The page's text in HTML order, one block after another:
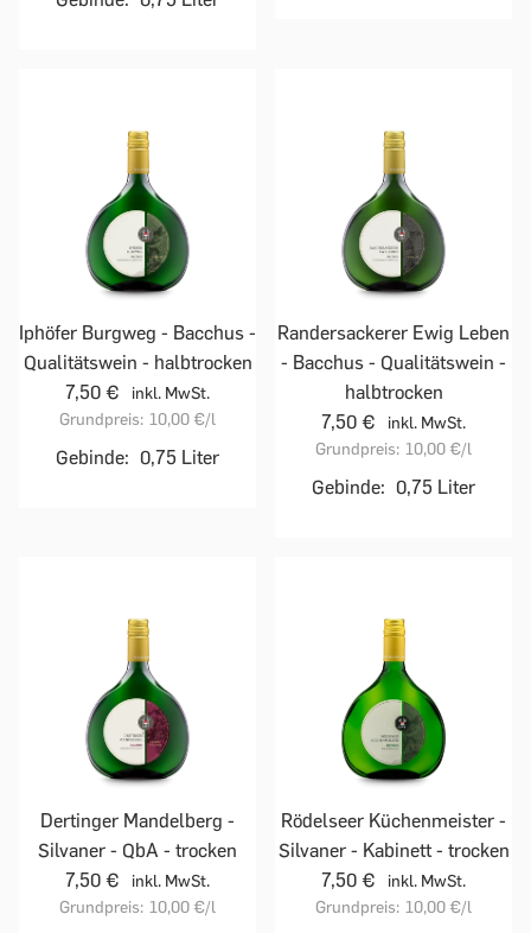
Iphöfer Burgweg - Bacchus -
Qualitätswein - halbtrocken
7,50 €
inkl. MwSt.
Grundpreis: 10,00 €/l
Gebinde: 0,75 Liter
Randersackerer Ewig Leben
- Bacchus - Qualitätswein -
halbtrocken
7,50 €
inkl. MwSt.
Grundpreis: 10,00 €/l
Gebinde: 0,75 Liter
Dertinger Mandelberg -
Silvaner - QbA - trocken
7,50 €
inkl. MwSt.
Grundpreis: 10,00 €/l
Rödelseer Küchenmeister -
Silvaner - Kabinett - trocken
7,50 €
inkl. MwSt.
Grundpreis: 10,00 €/l